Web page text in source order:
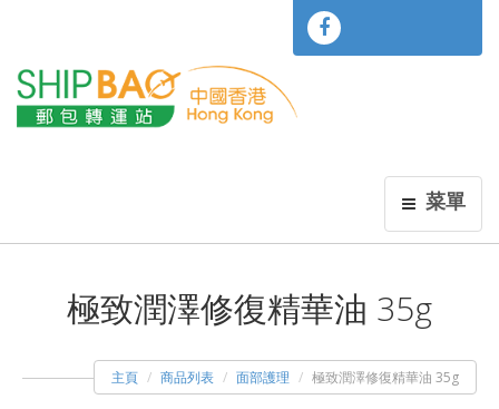
菜單
極致潤澤修復精華油 35g
主頁 商品列表 面部護理 極致潤澤修復精華油 35g